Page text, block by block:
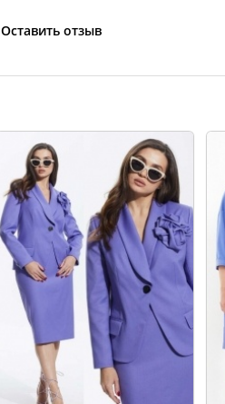
136-140
144-148
Оставить отзыв